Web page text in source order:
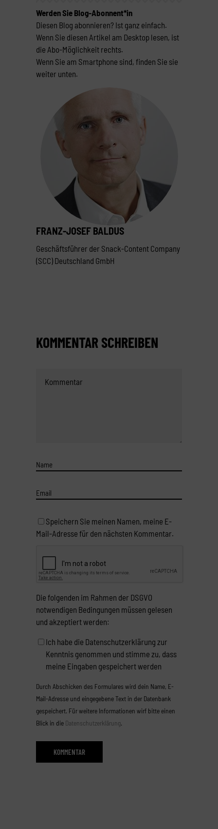
Werden Sie Blog-Abonnent*in
Diesen Blog abonnieren? Ist ganz einfach.
Wenn Sie diesen Artikel am Desktop lesen, ist
die Abo-Möglichkeit rechts.
Wenn Sie am Smartphone sind, finden Sie sie
weiter unten.
FRANZ-JOSEF BALDUS
Geschäftsführer der Snack-Content Company
(SCC) Deutschland GmbH
KOMMENTAR SCHREIBEN
Speichern Sie meinen Namen, meine E-
Mail-Adresse für den nächsten Kommentar.
Die folgenden im Rahmen der DSGVO
notwendigen Bedingungen müssen gelesen
und akzeptiert werden:
Ich habe die Datenschutzerklärung zur
Kenntnis genommen und stimme zu, dass
meine Eingaben gespeichert werden
Durch Abschicken des Formulares wird dein Name, E-
Mail-Adresse und eingegebene Text in der Datenbank
gespeichert. Für weitere Informationen wirf bitte einen
Blick in die Datenschutzerklärung.